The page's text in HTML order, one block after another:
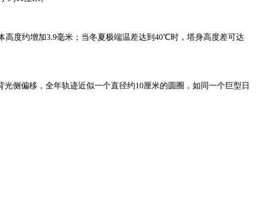
度约增加3.9毫米；当冬夏极端温差达到40℃时，塔身高度差可达
侧偏移，全年轨迹近似一个直径约10厘米的圆圈，如同一个巨型日